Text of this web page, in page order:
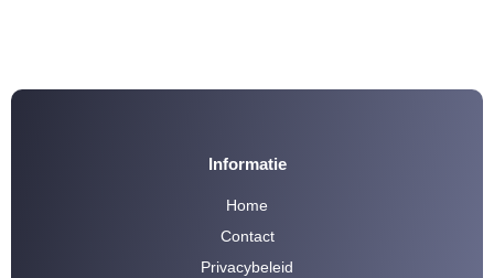
Informatie
Home
Contact
Privacybeleid